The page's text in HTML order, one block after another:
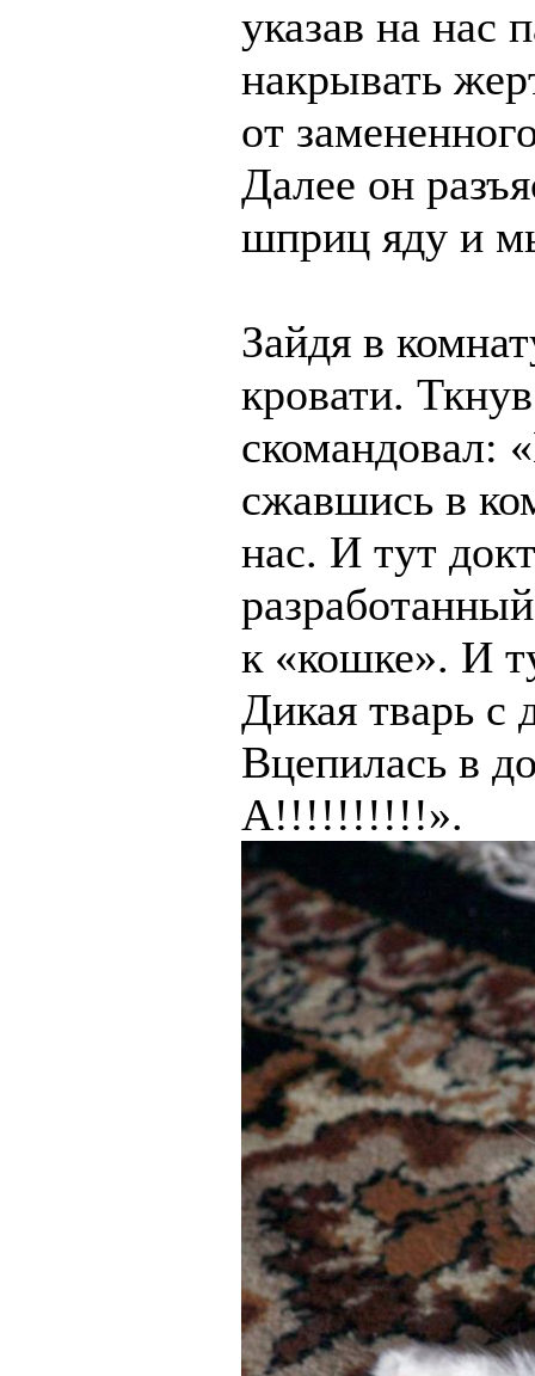
указав на нас
накрывать
от
Далее он
шприц яду и
Зайдя в
кровати.
скомандовал:
сжавшись в
нас. И тут
к «кошке». И
Дикая тварь с
Вцепилась в
А!!!!!!!!!!».